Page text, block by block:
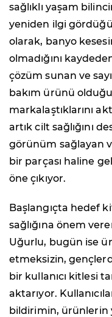
sağlıklı yaşam
yeniden ilgi
olarak, banyo
olmadığını
çözüm sunan ve
bakım ürünü
markalaştıklarını
artık cilt sağlığını
görünüm sağlayan
bir parçası haline
öne çıkıyor.
Başlangıçta hedef
sağlığına önem
Uğurlu, bugün ise
etmeksizin,
bir kullanıcı kitlesi
aktarıyor.
bildirimin, ürünlerin